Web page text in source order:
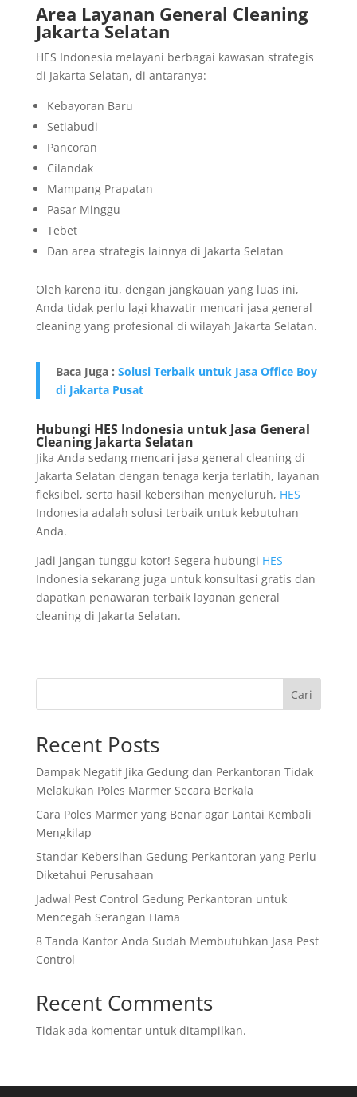
Area Layanan General Cleaning
Jakarta Selatan
HES Indonesia melayani berbagai kawasan strategis
di Jakarta Selatan, di antaranya:
Kebayoran Baru
Setiabudi
Pancoran
Cilandak
Mampang Prapatan
Pasar Minggu
Tebet
Dan area strategis lainnya di Jakarta Selatan
Oleh karena itu, dengan jangkauan yang luas ini,
Anda tidak perlu lagi khawatir mencari jasa general
cleaning yang profesional di wilayah Jakarta Selatan.
Baca Juga : Solusi Terbaik untuk Jasa Office Boy
di Jakarta Pusat
Hubungi HES Indonesia untuk Jasa General
Cleaning Jakarta Selatan
Jika Anda sedang mencari jasa general cleaning di
Jakarta Selatan dengan tenaga kerja terlatih, layanan
fleksibel, serta hasil kebersihan menyeluruh, HES
Indonesia adalah solusi terbaik untuk kebutuhan
Anda.
Jadi jangan tunggu kotor! Segera hubungi HES
Indonesia sekarang juga untuk konsultasi gratis dan
dapatkan penawaran terbaik layanan general
cleaning di Jakarta Selatan.
Cari
Recent Posts
Dampak Negatif Jika Gedung dan Perkantoran Tidak
Melakukan Poles Marmer Secara Berkala
Cara Poles Marmer yang Benar agar Lantai Kembali
Mengkilap
Standar Kebersihan Gedung Perkantoran yang Perlu
Diketahui Perusahaan
Jadwal Pest Control Gedung Perkantoran untuk
Mencegah Serangan Hama
8 Tanda Kantor Anda Sudah Membutuhkan Jasa Pest
Control
Recent Comments
Tidak ada komentar untuk ditampilkan.